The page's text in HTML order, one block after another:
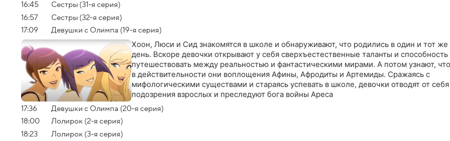
16:45
Сестры (31-я серия)
16:57
Сестры (32-я серия)
17:09
Девушки с Олимпа (19-я серия)
Хоон, Люси и Сид знакомятся в школе и обнаруживают, что родились в один и тот же
день. Вскоре девочки открывают у себя сверхъестественные таланты и способность
путешествовать между реальностью и фантастическими мирами. А потом узнают, что
в действительности они воплощения Афины, Афродиты и Артемиды. Сражаясь с
мифологическими существами и стараясь успевать в школе, девочки отводят от себя
подозрения взрослых и преследуют бога войны Ареса
17:36
Девушки с Олимпа (20-я серия)
18:00
Лолирок (2-я серия)
18:23
Лолирок (3-я серия)